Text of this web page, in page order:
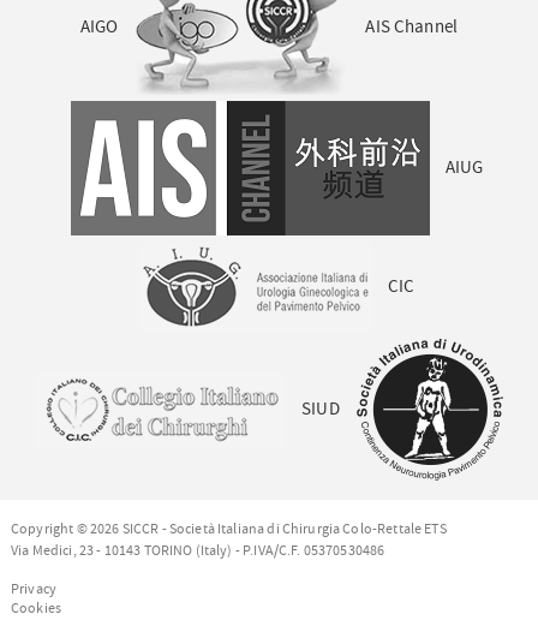
AIGO AIS Channel
AIUG
CIC
SIUD
Copyright © 2026 SICCR - Società Italiana di Chirurgia Colo-Rettale ETS
Via Medici, 23 - 10143 TORINO (Italy) - P.IVA/C.F. 05370530486
Privacy
Cookies